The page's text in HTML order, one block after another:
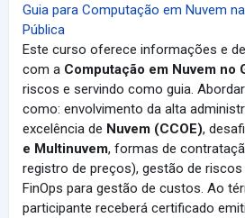
Guia para Computação em Nuvem
Pública
Este curso oferece informações e
com a Computação em Nuvem no
riscos e servindo como guia.
como: envolvimento da alta
excelência de Nuvem (CCOE),
e Multinuvem, formas de
registro de preços), gestão de
FinOps para gestão de custos. Ao
participante receberá certificado